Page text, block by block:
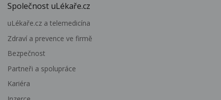
Společnost uLékaře.cz
uLékaře.cz a telemedicína
Zdraví a prevence ve firmě
Bezpečnost
Partneři a spolupráce
Kariéra